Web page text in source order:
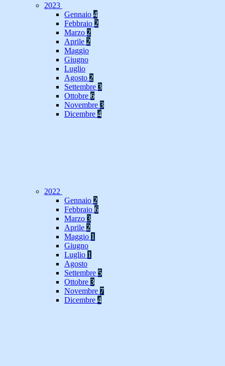
2023
Gennaio 4
Febbraio 2
Marzo 2
Aprile 2
Maggio
Giugno
Luglio
Agosto 2
Settembre 3
Ottobre 6
Novembre 3
Dicembre 4
2022
Gennaio 2
Febbraio 6
Marzo 3
Aprile 2
Maggio 1
Giugno
Luglio 1
Agosto
Settembre 5
Ottobre 3
Novembre 7
Dicembre 4